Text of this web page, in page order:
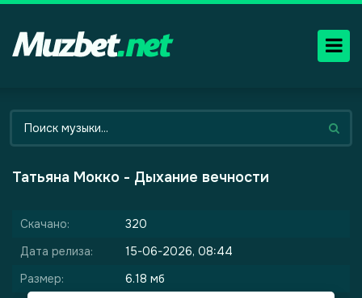
Татьяна Мокко - Дыхание вечности
Скачано:
320
Дата релиза:
15-06-2026, 08:44
Размер:
6.18 мб